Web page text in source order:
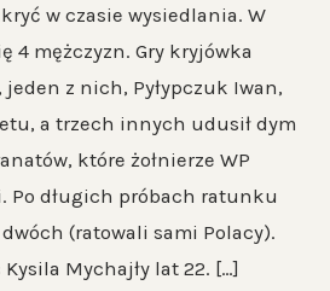
w czasie wysiedlania. W
4 mężczyzn. Gry kryjówka
jeden z nich, Pyłypczuk Iwan,
a trzech innych udusił dym
które żołnierze WP
Po długich próbach ratunku
(ratowali sami Polacy).
Mychajły lat 22. […]